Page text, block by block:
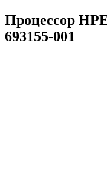
Процессор
693155-001